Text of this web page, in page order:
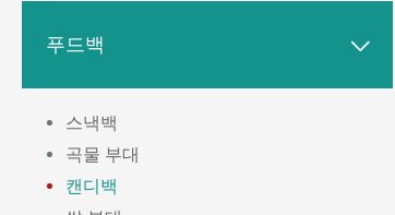
푸드백 
스낵백
곡물 부대
캔디백